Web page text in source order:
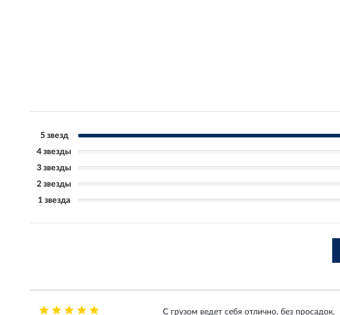
5 звезд
4 звезды
3 звезды
2 звезды
1 звезда
С грузом ведет себя отлично, без просадок.